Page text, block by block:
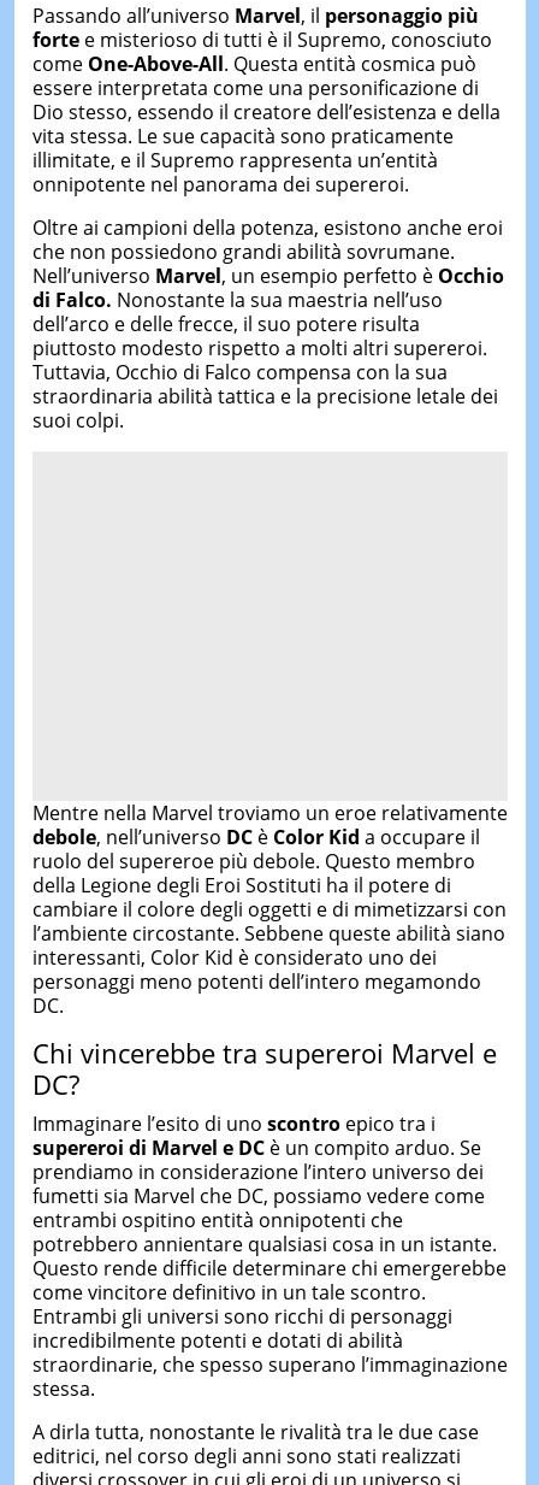
Passando all’universo Marvel, il personaggio più
fortee misterioso di tutti è il Supremo, conosciuto
come One-Above-All. Questa entità cosmica può
essere interpretata come una personificazione di
Dio stesso, essendo il creatore dell’esistenza e della
vita stessa. Le sue capacità sono praticamente
illimitate, e il Supremo rappresenta un’entità
onnipotente nel panorama dei supereroi.
Oltre ai campioni della potenza, esistono anche eroi
che non possiedono grandi abilità sovrumane.
Nell’universo Marvel, un esempio perfetto è Occhio
di Falco. Nonostante la sua maestria nell’uso
dell’arco e delle frecce, il suo potere risulta
piuttosto modesto rispetto a molti altri supereroi.
Tuttavia, Occhio di Falco compensa con la sua
straordinaria abilità tattica e la precisione letale dei
suoi colpi.
Mentre nella Marvel troviamo un eroe relativamente
debole, nell’universo DCè Color Kid a occupare il
ruolo del supereroe più debole. Questo membro
della Legione degli Eroi Sostituti ha il potere di
cambiare il colore degli oggetti e di mimetizzarsi con
l’ambiente circostante. Sebbene queste abilità siano
interessanti, Color Kid è considerato uno dei
personaggi meno potenti dell’intero megamondo
DC.
Chi vincerebbe tra supereroi Marvel e
DC?
Immaginare l’esito di uno scontroepico tra i
supereroi di Marvel e DCè un compito arduo. Se
prendiamo in considerazione l’intero universo dei
fumetti sia Marvel che DC, possiamo vedere come
entrambi ospitino entità onnipotenti che
potrebbero annientare qualsiasi cosa in un istante.
Questo rende difficile determinare chi emergerebbe
come vincitore definitivo in un tale scontro.
Entrambi gli universi sono ricchi di personaggi
incredibilmente potenti e dotati di abilità
straordinarie, che spesso superano l’immaginazione
stessa.
A dirla tutta, nonostante le rivalità tra le due case
editrici, nel corso degli anni sono stati realizzati